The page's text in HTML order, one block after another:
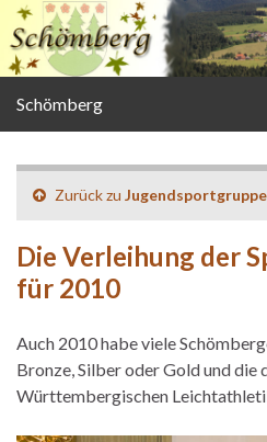
Schömberg
Zurück zu Jugendsportgruppe
Die Verleihung der
für 2010
Auch 2010 habe viele
Bronze, Silber oder Gold und
Württembergischen